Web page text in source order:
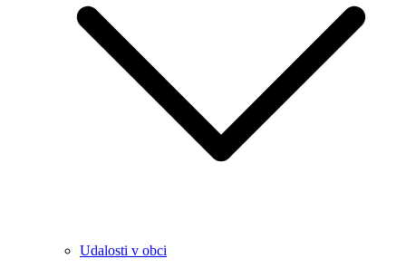
Udalosti v obci